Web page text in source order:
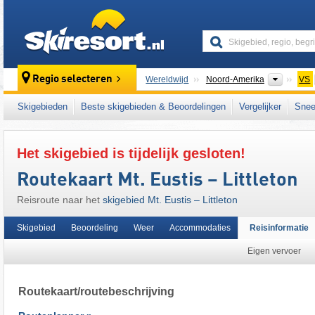
Regio selecteren Wereldwijd Noord-Amerika VS
Dit skigebied ligt ook in: White Mountains
Eastern United States
Skigebieden Beste skigebieden & Beoordelingen Vergelijker
Het skigebied is tijdelijk gesloten!
Routekaart Mt. Eustis – Littleton
Reisroute naar het skigebied Mt. Eustis – Littleton
Skigebied Beoordeling Weer Accommodaties Reisinformatie
Eigen vervoer
Routekaart/routebeschrijving